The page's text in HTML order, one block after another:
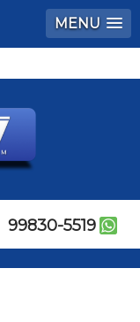
MENU
99830-5519